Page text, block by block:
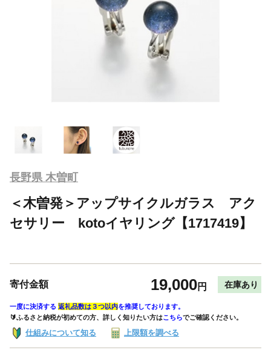
長野県 木曽町
＜木曽発＞アップサイクルガラス アク
セサリー kotoイヤリング【1717419】
寄付金額 19,000円 在庫あり
一度に決済する 返礼品数は３つ以内を推奨しております。
🔰ふるさと納税が初めての方、詳しく知りたい方はこちらでご確認ください。
仕組みについて知る 上限額を調べる